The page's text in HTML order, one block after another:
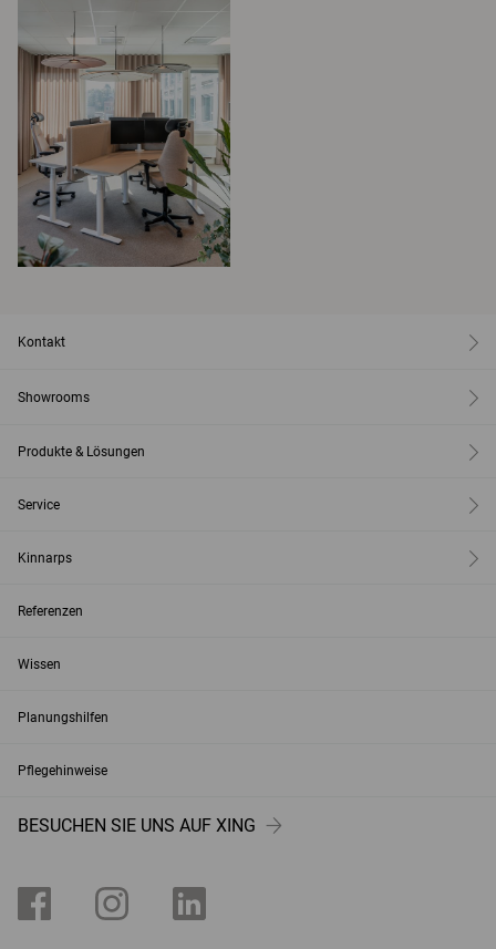
Kontakt
Showrooms
Produkte & Lösungen
Service
Kinnarps
Referenzen
Wissen
Planungshilfen
Pflegehinweise
BESUCHEN SIE UNS AUF XING